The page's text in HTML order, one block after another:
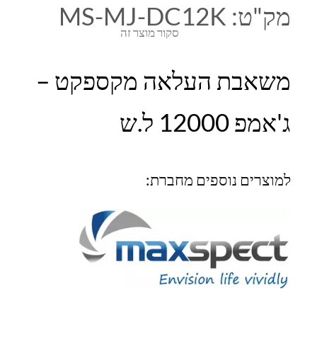
סקור מוצר זה
מק"ט: MS-MJ-DC12K
משאבת העלאה מקספקט –
ג'אמפ 12000 ל.ש
למוצרים נוספים מחברת: